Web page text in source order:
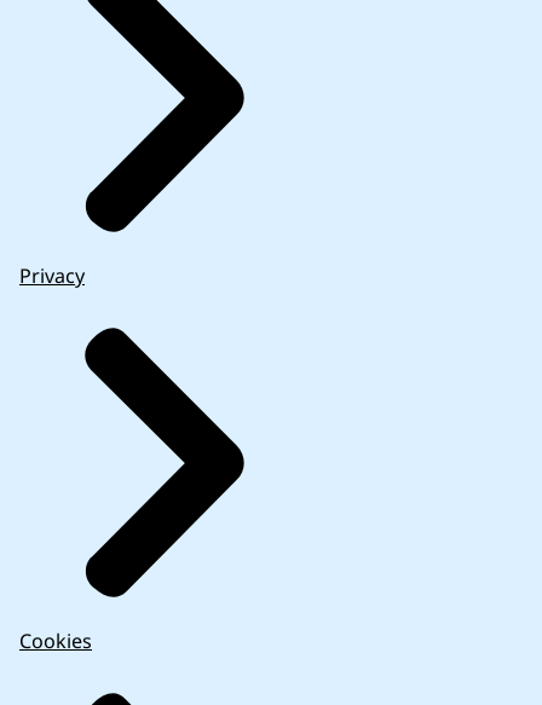
Privacy
Cookies